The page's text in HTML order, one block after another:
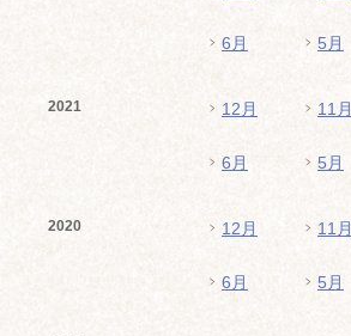
6月 5月
2021 12月 11月
6月 5月
2020 12月 11月
6月 5月